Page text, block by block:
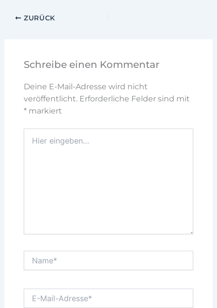
ZURÜCK
Schreibe einen Kommentar
Deine E-Mail-Adresse wird nicht
veröffentlicht. Erforderliche Felder sind mit
*markiert
eingeben…
Mail-